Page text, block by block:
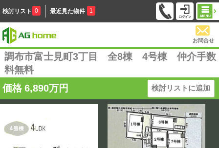
検討リスト 0 最近見た物件 1
お問合せ
調布市富士見町3丁目 全8棟 4号棟 仲介手数
料無料
価格 6,890万円 検討リストに追加